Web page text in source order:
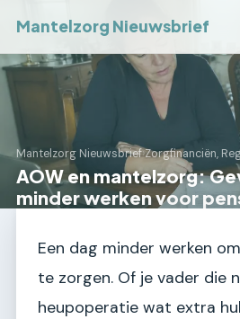
Mantelzorg Nieuwsbrief
Mantelzorg Nieuwsbrief›Zorgfinanciën,
AOW en mantelzorg:
minder werken voor
Een dag minder werken
te zorgen. Of je vader die
heupoperatie wat extra